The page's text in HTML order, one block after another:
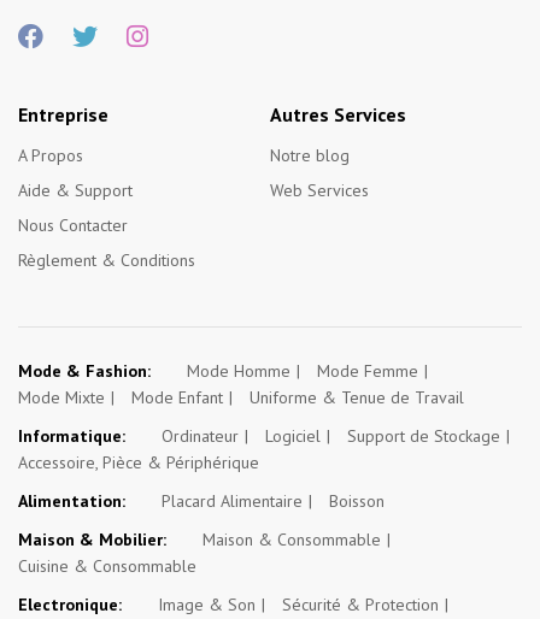
Entreprise
A Propos
Aide & Support
Nous Contacter
Règlement & Conditions
Autres Services
Notre blog
Web Services
Mode & Fashion: Mode Homme
Mode Femme
Mode Mixte
Mode Enfant
Uniforme & Tenue de Travail
Informatique:
Ordinateur Logiciel
Support de Stockage
Accessoire, Pièce & Périphérique
Alimentation:
Placard Alimentaire
Boisson
Maison & Mobilier:
Maison & Consommable
Cuisine & Consommable
Electronique:
Image & Son
Sécurité & Protection